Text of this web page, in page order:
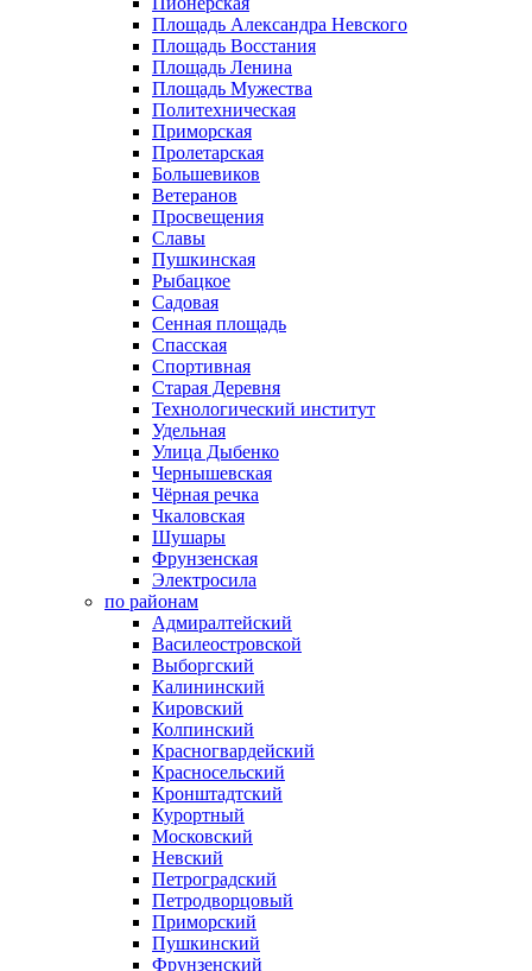
Площадь Александра Невского
Площадь Восстания
Площадь Ленина
Площадь Мужества
Политехническая
Приморская
Пролетарская
Большевиков
Ветеранов
Просвещения
Славы
Пушкинская
Рыбацкое
Садовая
Сенная площадь
Спасская
Спортивная
Старая Деревня
Технологический институт
Удельная
Улица Дыбенко
Чернышевская
Чёрная речка
Чкаловская
Шушары
Фрунзенская
Электросила
по районам
Адмиралтейский
Василеостровской
Выборгский
Калининский
Кировский
Колпинский
Красногвардейский
Красносельский
Кронштадтский
Курортный
Московский
Невский
Петроградский
Петродворцовый
Приморский
Пушкинский
Фрунзенский